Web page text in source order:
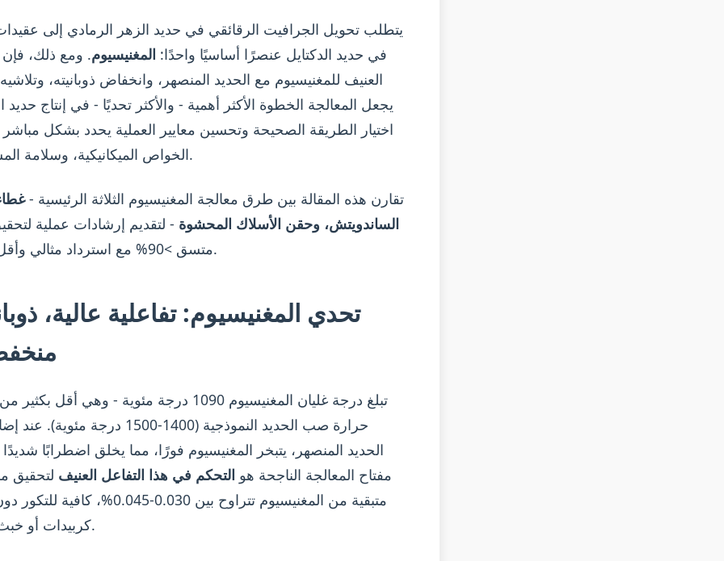
يتطلب تحويل الجرافيت الرقائقي في حديد الزهر الرمادي إلى
في حديد الدكتايل عنصرًا أساسيًا واحدًا: المغنيسيوم. ومع ذلك، فإن
العنيف للمغنيسيوم مع الحديد المنصهر، وانخفاض ذوبانيته،
يجعل المعالجة الخطوة الأكثر أهمية - والأكثر تحديًا - في إنتاج حديد
اختيار الطريقة الصحيحة وتحسين معايير العملية يحدد بشكل مباشر
الخواص الميكانيكية، وسلامة المسبوكات.
تقارن هذه المقالة بين طرق معالجة المغنيسيوم الثلاثة الرئيسية -
الساندويتش، وحقن الأسلاك المحشوة - لتقديم إرشادات عملية
متسق >90% مع استرداد مثالي وأقل تلاشي.
تحدي المغنيسيوم: تفاعلية عالية،
تبلغ درجة غليان المغنيسيوم 1090 درجة مئوية - وهي أقل
حرارة صب الحديد النموذجية (1400-1500 درجة
الحديد المنصهر، يتبخر المغنيسيوم فورًا، مما يخلق اضطرابًا
مفتاح المعالجة الناجحة هو التحكم في هذا التفاعل العنيف لتحقيق
متبقية من المغنيسيوم تتراوح بين 0.030-0.045%،
كربيدات أو خبث مفرط.